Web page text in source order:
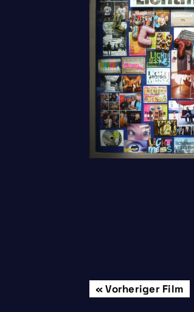
Beitrags-
Vorheriger Film